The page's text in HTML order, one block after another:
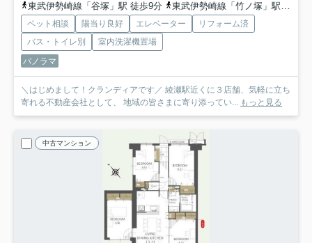
東武伊勢崎線「谷塚」駅 徒歩9分
東武伊勢崎線「竹ノ塚」駅 徒歩29分
ペット相談 陽当り良好 エレベーター
リフォーム済
バス・トイレ別
室内洗濯機置場
パノラマ
＼はじめまして！クランディアです／ 綾瀬駅近くに３店舗、気軽に立ち
寄れる不動産会社として、 地域の皆さまに寄り添ってい... もっと見る
中古マンション